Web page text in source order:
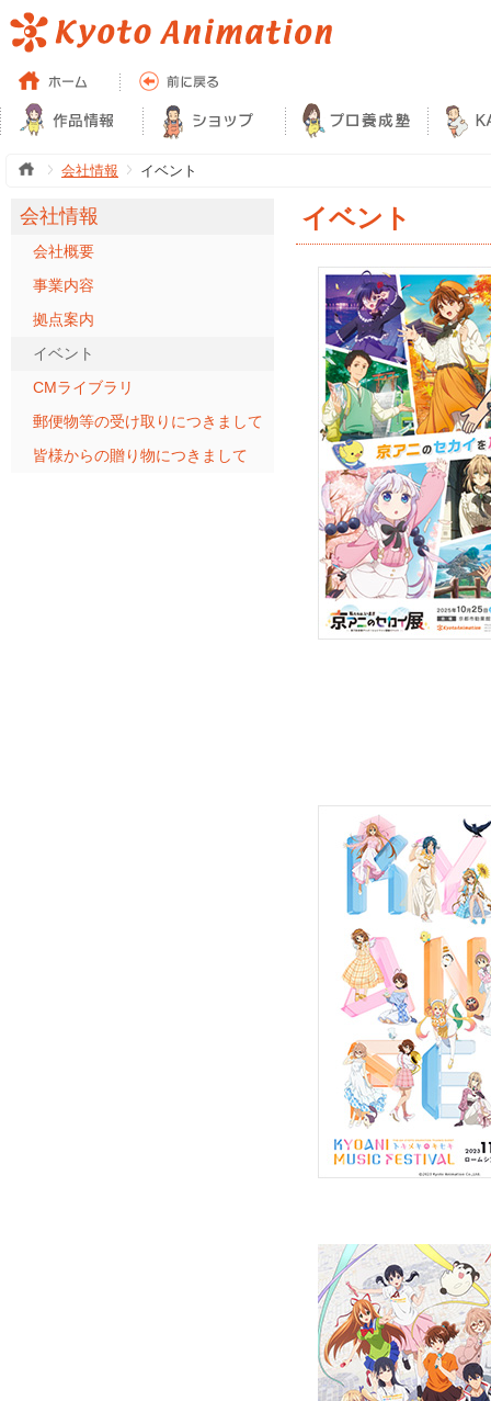
会社情報 イベント
会社情報
会社概要
事業内容
拠点案内
イベント
CMライブラリ
郵便物等の受け取りにつきまして
皆様からの贈り物につきまして
イベント